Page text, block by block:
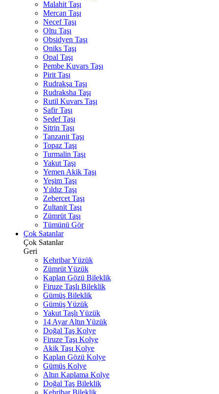
Malahit Taşı
Mercan Taşı
Necef Taşı
Oltu Taşı
Obsidyen Taşı
Oniks Taşı
Opal Taşı
Pembe Kuvars Taşı
Pirit Taşı
Rudrakşa Taşı
Rudraksha Taşı
Rutil Kuvars Taşı
Safir Taşı
Sedef Taşı
Sitrin Taşı
Tanzanit Taşı
Topaz Taşı
Turmalin Taşı
Yakut Taşı
Yemen Akik Taşı
Yeşim Taşı
Yıldız Taşı
Zebercet Taşı
Zultanit Taşı
Zümrüt Taşı
Tümünü Gör
Çok Satanlar
Çok Satanlar
Geri
Kehribar Yüzük
Zümrüt Yüzük
Kaplan Gözü Bileklik
Firuze Taşlı Bileklik
Gümüş Bileklik
Gümüş Yüzük
Yakut Taşlı Yüzük
14 Ayar Altın Yüzük
Doğal Taş Kolye
Firuze Taşı Kolye
Akik Taşı Kolye
Kaplan Gözü Kolye
Gümüş Kolye
Altın Kaplama Kolye
Doğal Taş Bileklik
Kehribar Bileklik